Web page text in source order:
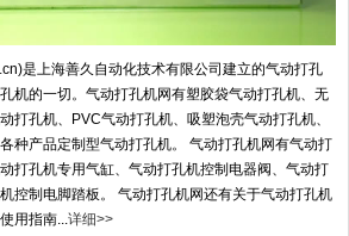
是上海善久自动化技术有限公司建立的气动打孔
机的一切。气动打孔机网有塑胶袋气动打孔机、无
打孔机、PVC气动打孔机、吸塑泡壳气动打孔机、
种产品定制型气动打孔机。 气动打孔机网有气动打
打孔机专用气缸、气动打孔机控制电器阀、气动打
控制电脚踏板。 气动打孔机网还有关于气动打孔机
用指南...详细>>